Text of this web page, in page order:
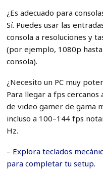
¿Es adecuado para
Sí. Puedes usar las
consola a resoluciones y
(por ejemplo, 1080p
consola).
¿Necesito un PC muy
Para llegar a fps
de video gamer de gama
incluso a 100–144 fps
Hz.
– Explora teclados
para completar tu setup.